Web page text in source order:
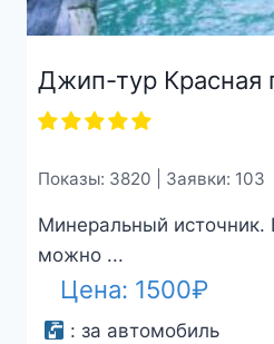
Джип-тур Красная
Показы: 3820 | Заявки: 103
Минеральный источник.
можно ...
Цена: 1500₽
: за автомобиль